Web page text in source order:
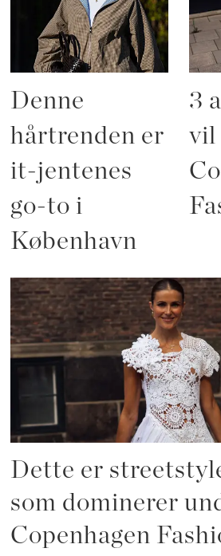
Denne
hårtrenden er
it-jentenes
go-to i
København
3
vil
Dette er
som dominerer
Copenhagen